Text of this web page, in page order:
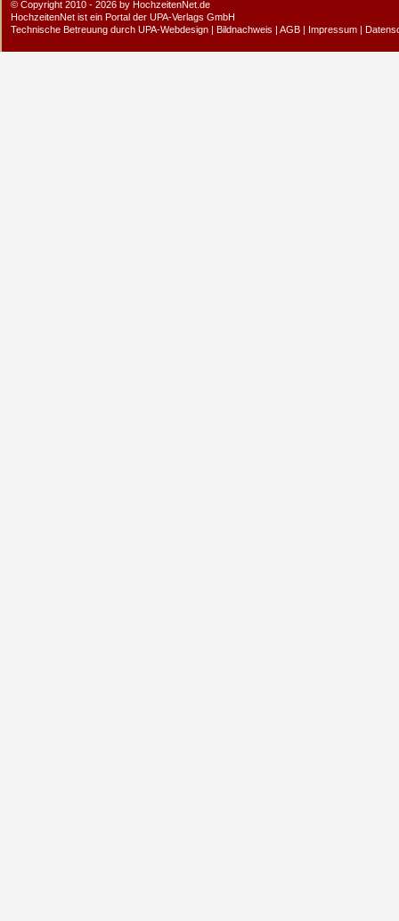
© Copyright 2010 - 2026 by HochzeitenNet.de
HochzeitenNet ist ein Portal der UPA-Verlags GmbH
Technische Betreuung durch UPA-Webdesign | Bildnachweis | AGB | Impressum |